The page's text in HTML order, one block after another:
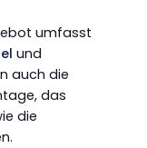
umfasst
und
auch die
das
die